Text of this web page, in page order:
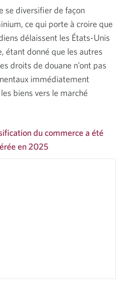
se diversifier de façon
ce qui porte à croire que
délaissent les États-Unis
étant donné que les autres
droits de douane n’ont pas
immédiatement
biens vers le marché
du commerce a été
en 2025